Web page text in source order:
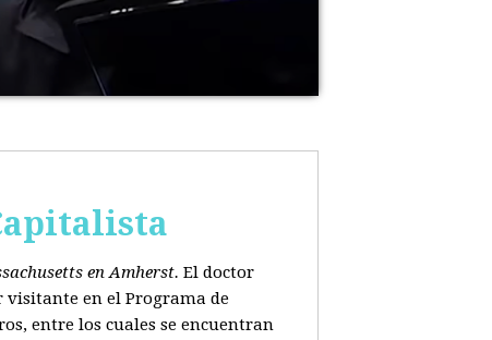
en Amherst. El doctor
visitante en el Programa de
entre los cuales se encuentran